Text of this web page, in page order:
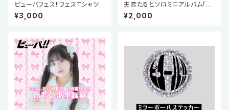
ピューパフェス!!フェスTシャツ
(XLのみ)
¥3,000
天音たるとソロミニアルバム「so
sei」
¥2,000